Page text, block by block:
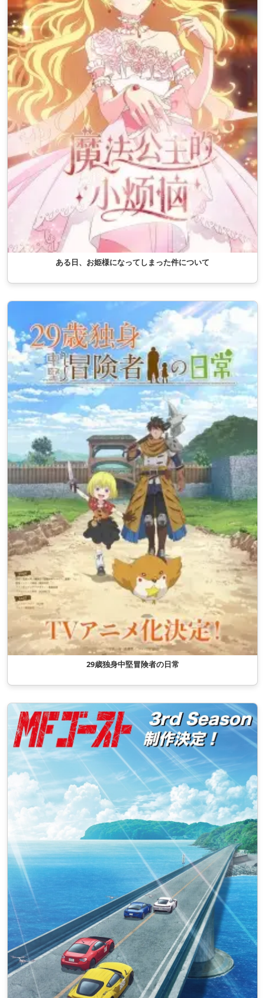
ある日、お姫様になってしまった件について
29歳独身中堅冒険者の日常